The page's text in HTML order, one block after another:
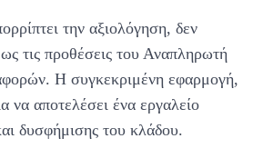
την αξιολόγηση, δεν
τις προθέσεις του Αναπληρωτή
Η συγκεκριμένη εφαρμογή,
να αποτελέσει ένα εργαλείο
δυσφήμισης του κλάδου.